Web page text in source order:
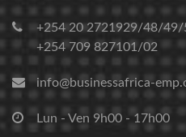
+254 20 2721929/48/49/
+254 709 827101/02
info@businessafrica-
Lun - Ven 9h00 - 17h00